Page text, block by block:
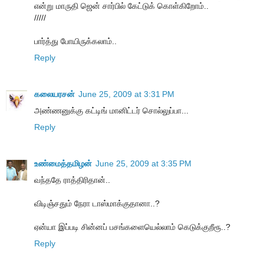
என்று மாருதி ஜென் சார்பில் கேட்டுக் கொள்கிறோம்..
/////
பார்த்து போயிருக்கலாம்..
Reply
கலையரசன் June 25, 2009 at 3:31 PM
அண்ணனுக்கு கட்டிங் மானிட்டர் சொல்லுப்பா...
Reply
உண்மைத்தமிழன் June 25, 2009 at 3:35 PM
வந்ததே ராத்திரிதான்..
விடிஞ்சதும் நேரா டாஸ்மாக்குதானா..?
ஏன்யா இப்படி சின்னப் பசங்களையெல்லாம் கெடுக்குறீரூ..?
Reply